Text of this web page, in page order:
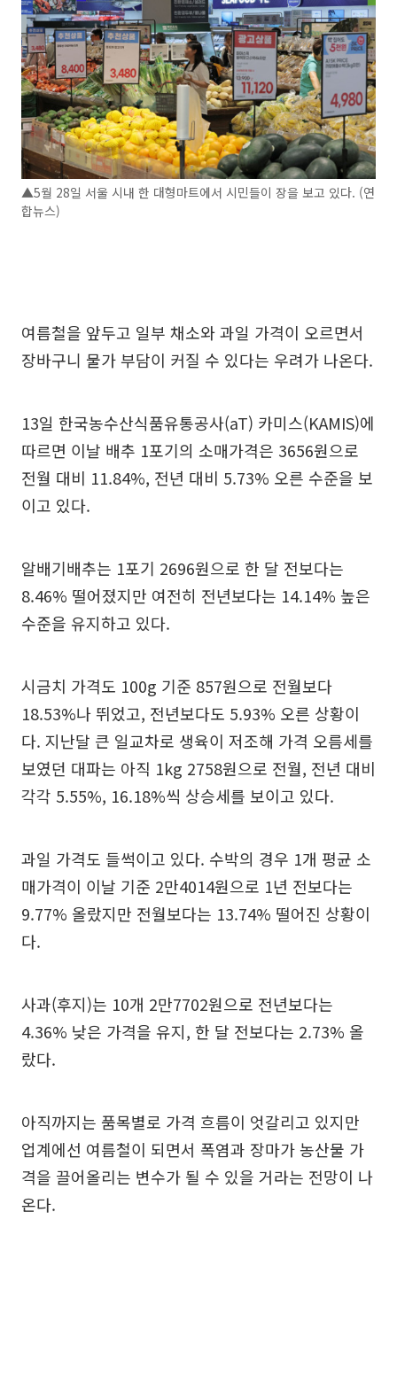
▲5월 28일 서울 시내 한 대형마트에서 시민들이 장을 보고 있다. (연
합뉴스)
여름철을 앞두고 일부 채소와 과일 가격이 오르면서
장바구니 물가 부담이 커질 수 있다는 우려가 나온다.
13일 한국농수산식품유통공사(aT) 카미스(KAMIS)에
따르면 이날 배추 1포기의 소매가격은 3656원으로
전월 대비 11.84%, 전년 대비 5.73% 오른 수준을 보
이고 있다.
알배기배추는 1포기 2696원으로 한 달 전보다는
8.46% 떨어졌지만 여전히 전년보다는 14.14% 높은
수준을 유지하고 있다.
시금치 가격도 100g 기준 857원으로 전월보다
18.53%나 뛰었고, 전년보다도 5.93% 오른 상황이
다. 지난달 큰 일교차로 생육이 저조해 가격 오름세를
보였던 대파는 아직 1kg 2758원으로 전월, 전년 대비
각각 5.55%, 16.18%씩 상승세를 보이고 있다.
과일 가격도 들썩이고 있다. 수박의 경우 1개 평균 소
매가격이 이날 기준 2만4014원으로 1년 전보다는
9.77% 올랐지만 전월보다는 13.74% 떨어진 상황이
다.
사과(후지)는 10개 2만7702원으로 전년보다는
4.36% 낮은 가격을 유지, 한 달 전보다는 2.73% 올
랐다.
아직까지는 품목별로 가격 흐름이 엇갈리고 있지만
업계에선 여름철이 되면서 폭염과 장마가 농산물 가
격을 끌어올리는 변수가 될 수 있을 거라는 전망이 나
온다.